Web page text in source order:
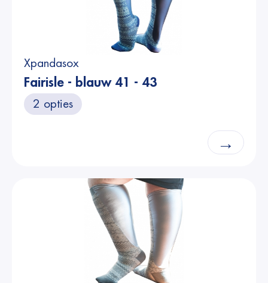
Xpandasox
Fairisle - blauw 41 - 43
2 opties
→